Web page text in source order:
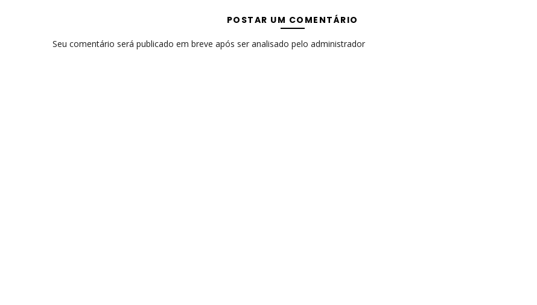
POSTAR UM COMENTÁRIO
Seu comentário será publicado em breve após ser analisado pelo administrador